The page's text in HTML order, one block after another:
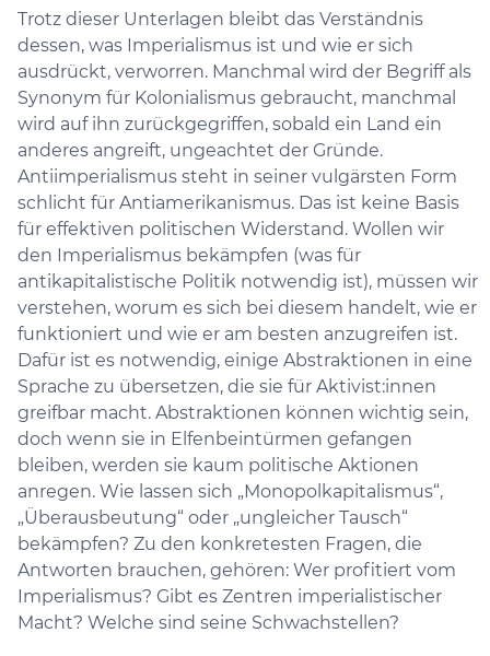
Trotz dieser Unterlagen bleibt das Verständnis
dessen, was Imperialismus ist und wie er sich
ausdrückt, verworren. Manchmal wird der Begriff als
Synonym für Kolonialismus gebraucht, manchmal
wird auf ihn zurückgegriffen, sobald ein Land ein
anderes angreift, ungeachtet der Gründe.
Antiimperialismus steht in seiner vulgärsten Form
schlicht für Antiamerikanismus. Das ist keine Basis
für effektiven politischen Widerstand. Wollen wir
den Imperialismus bekämpfen (was für
antikapitalistische Politik notwendig ist), müssen wir
verstehen, worum es sich bei diesem handelt, wie er
funktioniert und wie er am besten anzugreifen ist.
Dafür ist es notwendig, einige Abstraktionen in eine
Sprache zu übersetzen, die sie für Aktivist:innen
greifbar macht. Abstraktionen können wichtig sein,
doch wenn sie in Elfenbeintürmen gefangen
bleiben, werden sie kaum politische Aktionen
anregen. Wie lassen sich „Monopolkapitalismus“,
„Überausbeutung“ oder „ungleicher Tausch“
bekämpfen? Zu den konkretesten Fragen, die
Antworten brauchen, gehören: Wer profitiert vom
Imperialismus? Gibt es Zentren imperialistischer
Macht? Welche sind seine Schwachstellen?